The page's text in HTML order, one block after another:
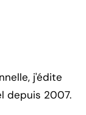
j'édite
depuis 2007.